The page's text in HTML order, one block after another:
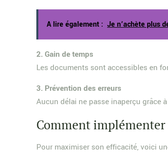
A lire également : Je n’achète plus
2. Gain de temps
Les documents sont accessibles en
3. Prévention des erreurs
Aucun délai ne passe inaperçu grâce
Comment
Pour maximiser son efficacité, voici